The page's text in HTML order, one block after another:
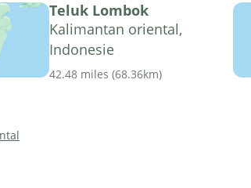
Teluk Lombok
Kalimantan oriental,
Indonesie
42.48 miles (68.36km)